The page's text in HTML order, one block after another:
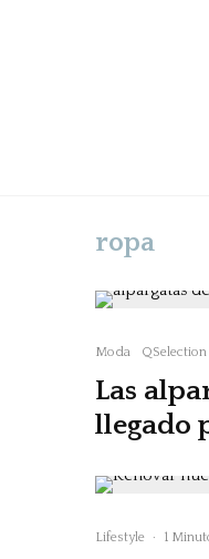
ropa
Moda QSelection
Las
llegado
Lifestyle · 1